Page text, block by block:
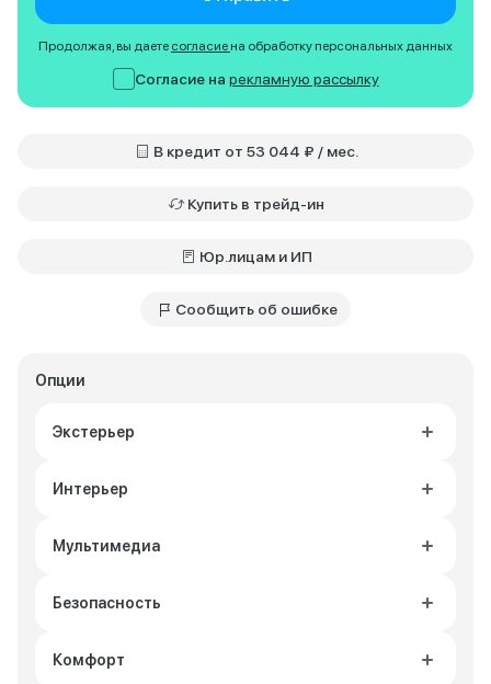
Опции
Экстерьер
Интерьер
Мультимедиа
Безопасность
Комфорт
Продолжая, вы даете согласие на обработку персональных данных
Согласие на рекламную рассылку
В кредит от 53 044 ₽ / мес.
Купить в трейд-ин
Юр.лицам и ИП
Сообщить об ошибке